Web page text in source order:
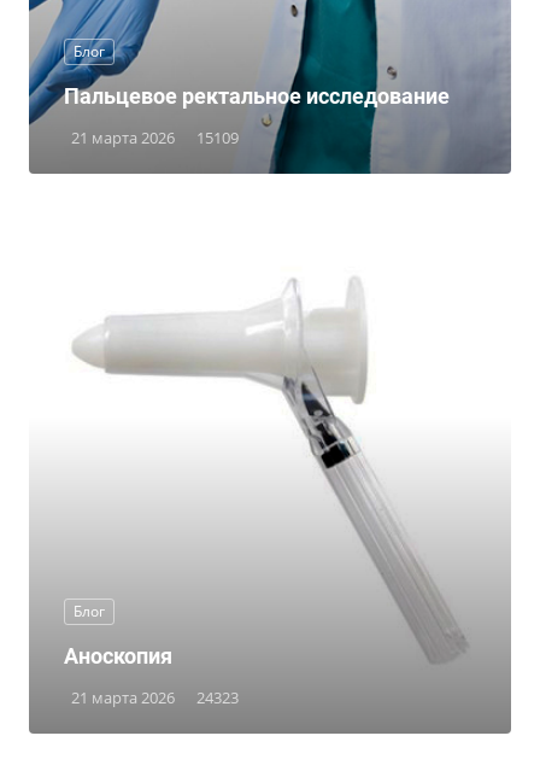
Блог
21 марта 2026 15109
Пальцевое ректальное исследование
Блог
21 марта 2026 24323
Аноскопия